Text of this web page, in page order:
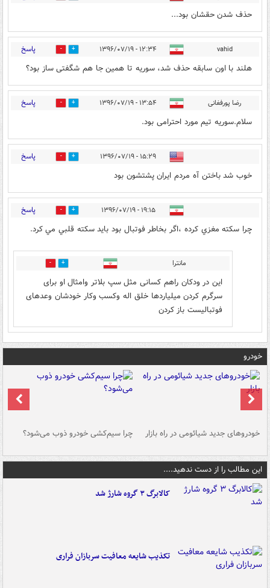
حذف شدن حقشان بود...
vahid ۱۲:۳۴ - ۱۳۹۶/۰۷/۱۹ 19 پاسخ
هلند با اون سابقه حذف شد، سوریه تا همین جا هم شگفتی ساز بود؟
رضا پورفغانی ۱۳:۵۴ - ۱۳۹۶/۰۷/۱۹ 11 پاسخ
سلام.سوریه تیم مورد احترامی بود.
۱۵:۲۹ - ۱۳۹۶/۰۷/۱۹ 18 پاسخ
خوب شد باختن آه مردم ایران پشتشون بود
۱۹:۱۵ - ۱۳۹۶/۰۷/۱۹ 4 پاسخ
چرا سكته مغزي كرده ،اگر بخاطر فوتبال بود بايد سكته قلبي مي كرد.
مانترا 1
این در ودکان راهم کسانی مثل سپ بلاتر وامثال او برای
سرگرم کردن میلیاردها خلق اله وکسب وکار خودشان وعدهای
فوتبالیست باز کردن
خودرو
خودروهای جدید شیائومی در راه بازار چرا سیم‌کشی خودرو ذوب می‌شود؟
این مطالب را از دست ندهید....
کالابرگ ۳ گروه شارژ شد
تکذیب شایعه معافیت سربازان فراری